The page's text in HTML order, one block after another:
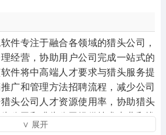
件专注于融合各领域的猎头公司，
经营，协助用户公司完成一站式的
件将中高端人才要求与猎头服务提
广和管理方法招聘流程，减少公司
头公司人才资源使用率，协助猎头
公司和猎头公司提供技术专业和忧
。作为中国第一个AI猎头招聘服务
∨ 展开